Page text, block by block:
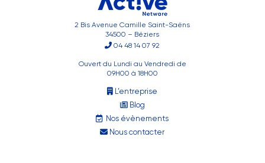
2 Bis Avenue Camille Saint-Saëns
34500 – Béziers
04 48 14 07 92
Ouvert du Lundi au Vendredi de
09H00 à 18H00
L’entreprise
Blog
Nos évènements
Nous contacter